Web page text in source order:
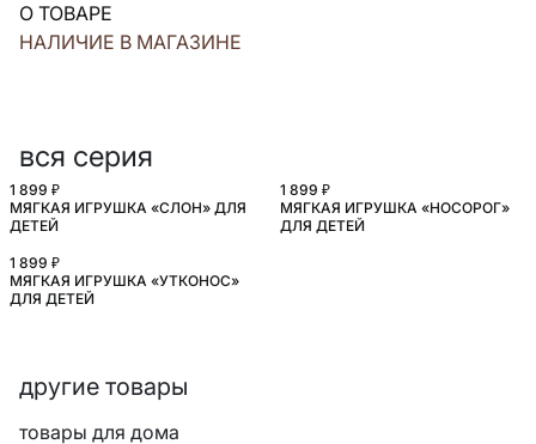
О ТОВАРЕ
НАЛИЧИЕ В МАГАЗИНЕ
вся серия
1 899 ₽
МЯГКАЯ ИГРУШКА «СЛОН» ДЛЯ
ДЕТЕЙ
1 899 ₽
МЯГКАЯ ИГРУШКА «НОСОРОГ»
ДЛЯ ДЕТЕЙ
1 899 ₽
МЯГКАЯ ИГРУШКА «УТКОНОС»
ДЛЯ ДЕТЕЙ
другие товары
товары для дома